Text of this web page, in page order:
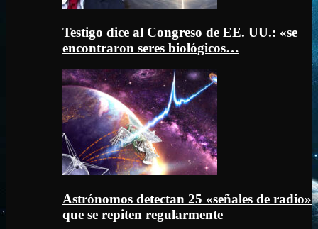
Testigo dice al Congreso de EE. UU.: «se
encontraron seres biológicos…
Astrónomos detectan 25 «señales de radio»
que se repiten regularmente